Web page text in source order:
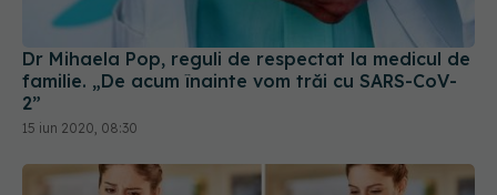
15 iun 2020, 08:30